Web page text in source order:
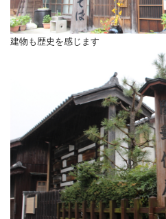
建物も歴史を感じます